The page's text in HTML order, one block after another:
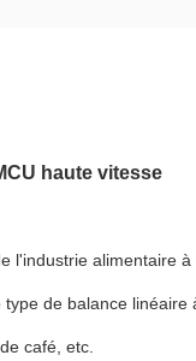
haute vitesse
l'industrie alimentaire
de balance
café, etc.